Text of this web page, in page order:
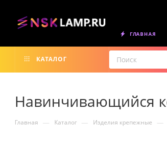
ГЛАВНАЯ
КАТАЛОГ
Навинчивающийся
Главная — Каталог — Изделия крепежные —